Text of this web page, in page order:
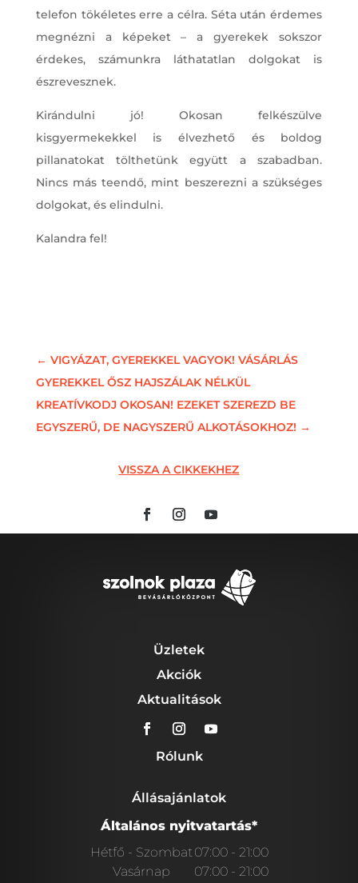
telefon tökéletes erre a célra. Séta után érdemes
megnézni a képeket – a gyerekek sokszor
érdekes, számunkra láthatatlan dolgokat is
észrevesznek.
Kirándulni jó! Okosan felkészülve
kisgyermekekkel is élvezhető és boldog
pillanatokat tölthetünk együtt a szabadban.
Nincs más teendő, mint beszerezni a szükséges
dolgokat, és elindulni.
Kalandra fel!
← VIGYÁZAT, GYEREKKEL VAGYOK! VÁSÁRLÁS
GYEREKKEL ŐSZ HAJSZÁLAK NÉLKÜL
KREATÍVKODJ OKOSAN! EZEKET SZEREZD BE
EGYSZERŰ, DE NAGYSZERŰ ALKOTÁSOKHOZ! →
VISSZA A CIKKEKHEZ
Üzletek
Akciók
Aktualitások
Rólunk
Állásajánlatok
Általános nyitvatartás*
Hétfő - Szombat 07:00 - 21:00
Vasárnap
07:00 - 21:00